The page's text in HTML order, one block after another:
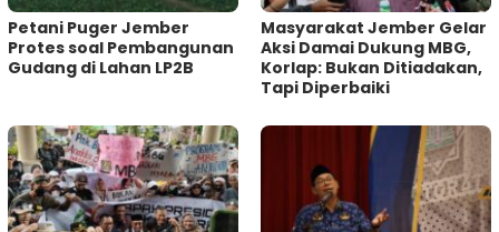
Petani Puger Jember
Protes soal Pembangunan
Gudang di Lahan LP2B
Masyarakat Jember Gelar
Aksi Damai Dukung MBG,
Korlap: Bukan Ditiadakan,
Tapi Diperbaiki